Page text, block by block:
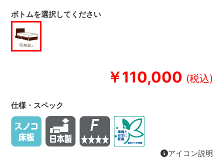
￥110,000
ボトムを選択してください
仕様・スペック
アイコン説明